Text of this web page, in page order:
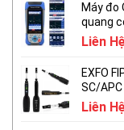
Máy đo
quang
Liên Hệ
EXFO
SC/APC
Liên Hệ